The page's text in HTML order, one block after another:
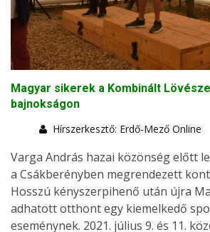
Magyar sikerek a Kombinált
bajnokságon
Hírszerkesztő: Erdő-Mező Online
Varga András hazai közönség előtt
a Csákberényben megrendezett
Hosszú kényszerpihenő után újra
adhatott otthont egy kiemelkedő
eseménynek. 2021. július 9. és 11.